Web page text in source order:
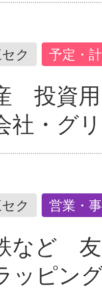
ク 予定・
投資
社・グ
ク 営業・
など
ッピン